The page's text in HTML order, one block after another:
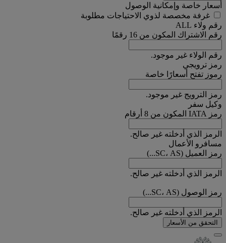
أسعار خاصة وإمكانية الوصول
غرفة مخصصة لذوي الاحتياجات مطلوبة
رقم ولاء ALL
رقم الاشتراك المكون من 16 رقمًا
رقم الولاء غير موجود.
رمز ترويجي
رموز تفتح أسعارًا خاصة
رمز الترويج غير موجود.
وكيل سفر
رمز IATA المكون من 8 أرقام
الرمز الذي أدخلته غير صالح.
مسافرو الأعمال
رمز العميل (SC، AS...)
الرمز الذي أدخلته غير صالح.
رمز الوصول (SC، AS...)
الرمز الذي أدخلته غير صالح.
التحقق من الأسعار